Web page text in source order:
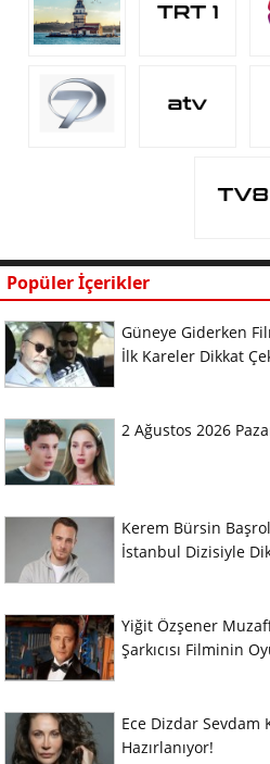
Popüler İçerikler
Güneye Giderken
İlk Kareler Dikkat
2 Ağustos 2026
Kerem Bürsin
İstanbul Dizisiyle
Yiğit Özşener
Şarkıcısı Filminin
Ece Dizdar Sevdam
Hazırlanıyor!